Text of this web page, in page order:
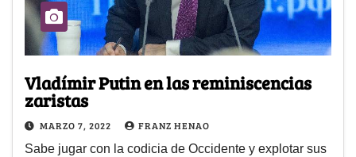
Vladímir Putin en las reminiscencias
zaristas
MARZO 7, 2022 FRANZ HENAO
Sabe jugar con la codicia de Occidente y explotar sus